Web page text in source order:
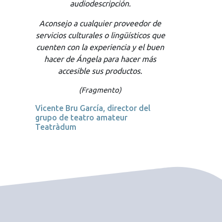
lingüísticos profesionales y del más
Claudio Vera Araya, director de la
carrera de Traducción Inglés
Castellano Inglés, mención
Francés, en la Universidad Arturo